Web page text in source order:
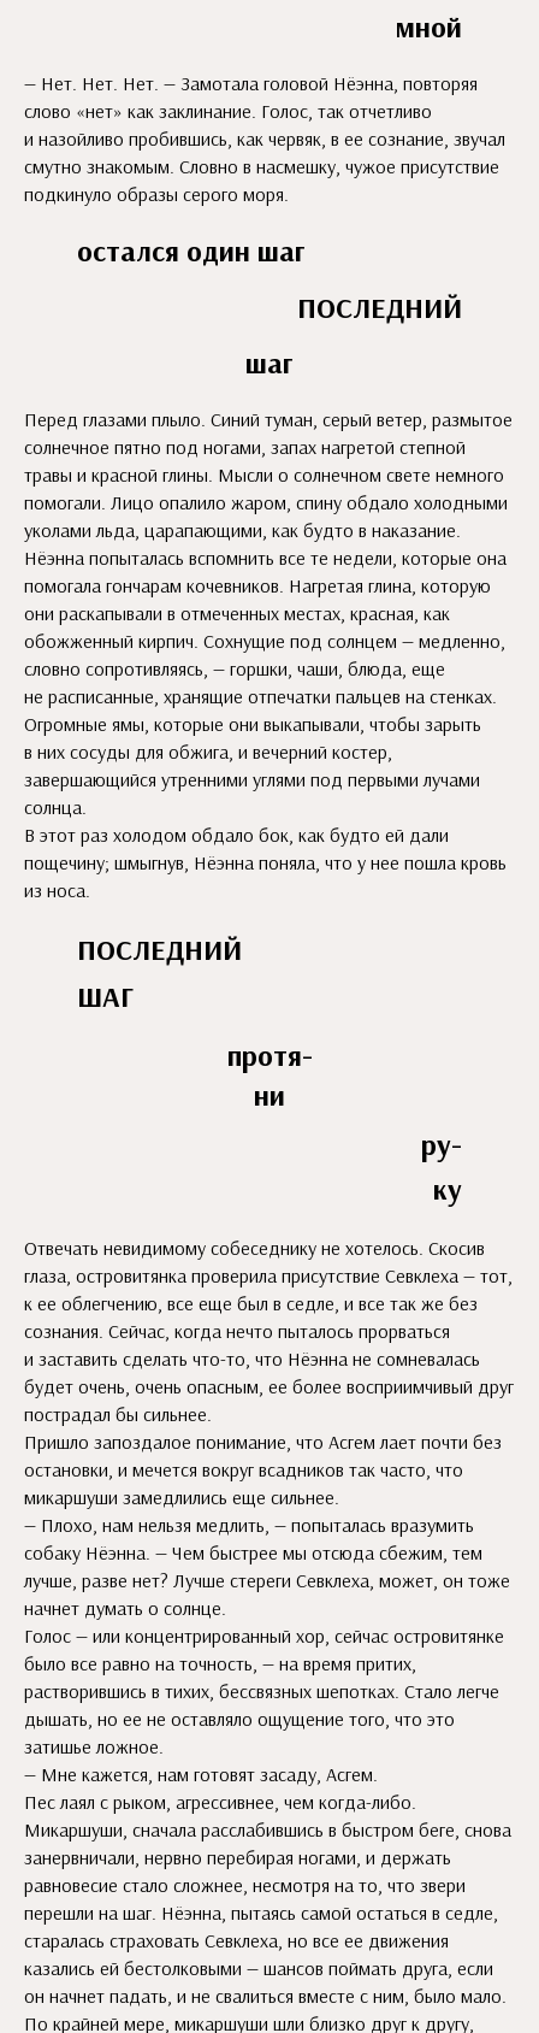
мной
— Нет. Нет. Нет. — Замотала головой Нёэнна, повторяя
слово «нет» как заклинание. Голос, так отчетливо
и назойливо пробившись, как червяк, в ее сознание, звучал
смутно знакомым. Словно в насмешку, чужое присутствие
подкинуло образы серого моря.
остался один шаг
шаг
ПОСЛЕДНИЙ
Перед глазами плыло. Синий туман, серый ветер, размытое
солнечное пятно под ногами, запах нагретой степной
травы и красной глины. Мысли о солнечном свете немного
помогали. Лицо опалило жаром, спину обдало холодными
уколами льда, царапающими, как будто в наказание.
Нёэнна попыталась вспомнить все те недели, которые она
помогала гончарам кочевников. Нагретая глина, которую
они раскапывали в отмеченных местах, красная, как
обожженный кирпич. Сохнущие под солнцем — медленно,
словно сопротивляясь, — горшки, чаши, блюда, еще
не расписанные, хранящие отпечатки пальцев на стенках.
Огромные ямы, которые они выкапывали, чтобы зарыть
в них сосуды для обжига, и вечерний костер,
завершающийся утренними углями под первыми лучами
солнца.
В этот раз холодом обдало бок, как будто ей дали
пощечину; шмыгнув, Нёэнна поняла, что у нее пошла кровь
из носа.
ШАГ
ПОСЛЕДНИЙ
ку
ру-
ни
протя-
Отвечать невидимому собеседнику не хотелось. Скосив
глаза, островитянка проверила присутствие Севклеха — тот,
к ее облегчению, все еще был в седле, и все так же без
сознания. Сейчас, когда нечто пыталось прорваться
и заставить сделать что-то, что Нёэнна не сомневалась
будет очень, очень опасным, ее более восприимчивый друг
пострадал бы сильнее.
Пришло запоздалое понимание, что Асгем лает почти без
остановки, и мечется вокруг всадников так часто, что
микаршуши замедлились еще сильнее.
— Плохо, нам нельзя медлить, — попыталась вразумить
собаку Нёэнна. — Чем быстрее мы отсюда сбежим, тем
лучше, разве нет? Лучше стереги Севклеха, может, он тоже
начнет думать о солнце.
Голос — или концентрированный хор, сейчас островитянке
было все равно на точность, — на время притих,
растворившись в тихих, бессвязных шепотках. Стало легче
дышать, но ее не оставляло ощущение того, что это
затишье ложное.
— Мне кажется, нам готовят засаду, Асгем.
Пес лаял с рыком, агрессивнее, чем когда-либо.
Микаршуши, сначала расслабившись в быстром беге, снова
занервничали, нервно перебирая ногами, и держать
равновесие стало сложнее, несмотря на то, что звери
перешли на шаг. Нёэнна, пытаясь самой остаться в седле,
старалась страховать Севклеха, но все ее движения
казались ей бестолковыми — шансов поймать друга, если
он начнет падать, и не свалиться вместе с ним, было мало.
По крайней мере, микаршуши шли близко друг к другу,